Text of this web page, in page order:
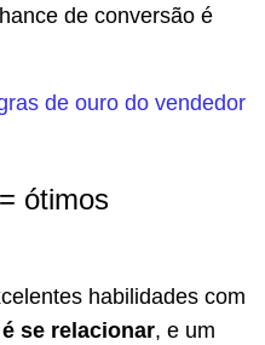
de conversão é
de ouro do vendedor
ótimos
habilidades com
se relacionar, e um